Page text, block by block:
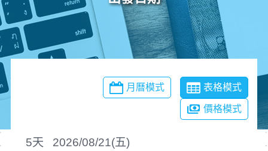
月曆模式 表格模式
價格模式
2026/08/21(五)
5天